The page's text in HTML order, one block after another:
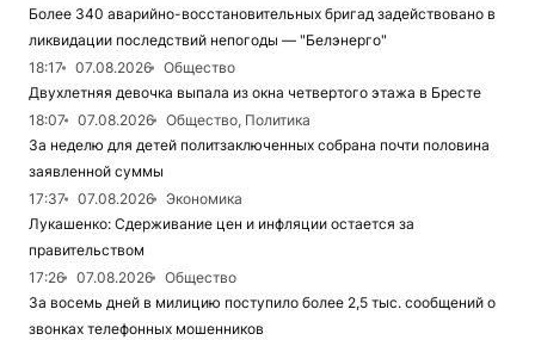
Более 340 аварийно-восстановительных бригад задействовано в
ликвидации последствий непогоды — "Белэнерго"
18:17
07.08.2026
Общество
Двухлетняя девочка выпала из окна четвертого этажа в Бресте
18:07
07.08.2026
Общество, Политика
За неделю для детей политзаключенных собрана почти половина
заявленной суммы
17:37
07.08.2026
Экономика
Лукашенко: Сдерживание цен и инфляции остается за
правительством
17:26
07.08.2026
Общество
За восемь дней в милицию поступило более 2,5 тыс. сообщений о
звонках телефонных мошенников